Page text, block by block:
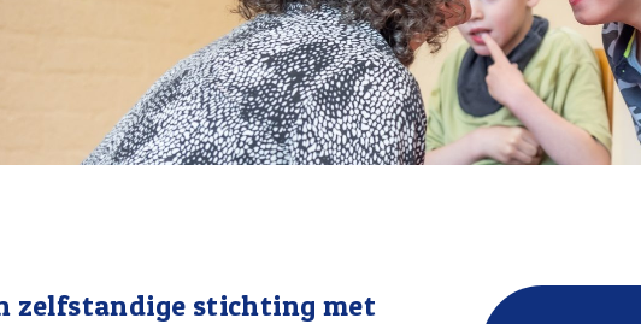
zelfstandige stichting met